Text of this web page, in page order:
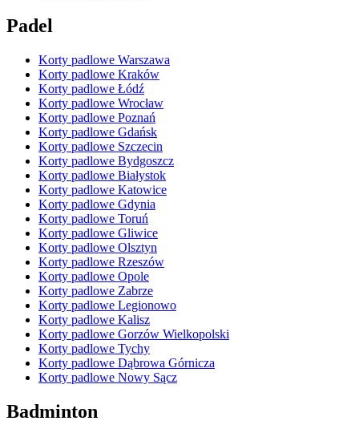
Padel
Korty padlowe Warszawa
Korty padlowe Kraków
Korty padlowe Łódź
Korty padlowe Wrocław
Korty padlowe Poznań
Korty padlowe Gdańsk
Korty padlowe Szczecin
Korty padlowe Bydgoszcz
Korty padlowe Białystok
Korty padlowe Katowice
Korty padlowe Gdynia
Korty padlowe Toruń
Korty padlowe Gliwice
Korty padlowe Olsztyn
Korty padlowe Rzeszów
Korty padlowe Opole
Korty padlowe Zabrze
Korty padlowe Legionowo
Korty padlowe Kalisz
Korty padlowe Gorzów Wielkopolski
Korty padlowe Tychy
Korty padlowe Dąbrowa Górnicza
Korty padlowe Nowy Sącz
Badminton